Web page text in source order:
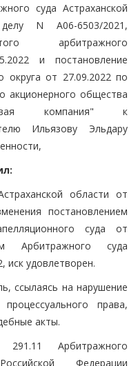
суда Астраханской
N А06-6503/2021,
арбитражного
и постановление
округа от 27.09.2022 по
акционерного общества
компания" к
Ильязову Эльдару
области от
постановлением
суда от
Арбитражного суда
иск удовлетворен.
ссылаясь на нарушение
права,
акты.
Арбитражного
Федерации